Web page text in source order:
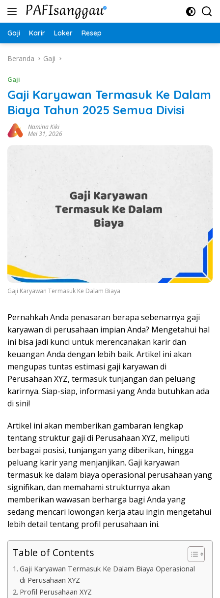
Langsung
Gaji Karir Loker Resep
Beranda Gaji
Gaji
Gaji Karyawan Termasuk Ke Dalam
Biaya Tahun 2025 Semua Divisi
Namina Kiki
Mei 31, 2026
Gaji Karyawan Termasuk Ke Dalam Biaya
Pernahkah Anda penasaran berapa sebenarnya gaji
karyawan di perusahaan impian Anda? Mengetahui hal
ini bisa jadi kunci untuk merencanakan karir dan
keuangan Anda dengan lebih baik. Artikel ini akan
mengupas tuntas estimasi gaji karyawan di
Perusahaan XYZ, termasuk tunjangan dan peluang
karirnya. Siap-siap, informasi yang Anda butuhkan ada
di sini!
Artikel ini akan memberikan gambaran lengkap
tentang struktur gaji di Perusahaan XYZ, meliputi
berbagai posisi, tunjangan yang diberikan, hingga
peluang karir yang menjanjikan. Gaji karyawan
termasuk ke dalam biaya operasional perusahaan yang
signifikan, dan memahami strukturnya akan
memberikan wawasan berharga bagi Anda yang
sedang mencari lowongan kerja atau ingin mengetahui
lebih detail tentang profil perusahaan ini.
Table of Contents
Gaji Karyawan Termasuk Ke Dalam Biaya Operasional
di Perusahaan XYZ
Profil Perusahaan XYZ